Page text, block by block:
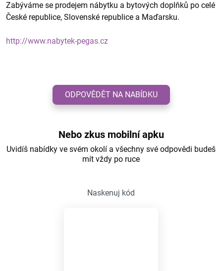
Zabýváme se prodejem nábytku a bytových doplňků po celé
České republice, Slovenské republice a Maďarsku.
http://www.nabytek-pegas.cz
ODPOVĚDĚT NA NABÍDKU
Nebo zkus mobilní apku
Uvidíš nabídky ve svém okolí a všechny své odpovědi budeš
mít vždy po ruce
Naskenuj kód